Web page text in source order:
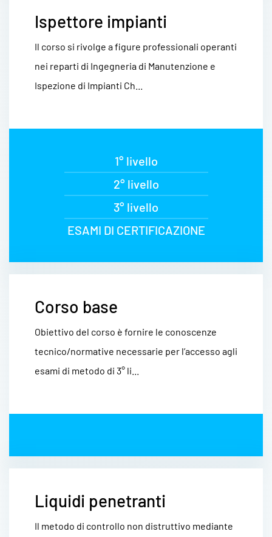
Ispettore impianti
Il corso si rivolge a figure professionali operanti
nei reparti di Ingegneria di Manutenzione e
Ispezione di Impianti Ch...
1° livello
2° livello
3° livello
ESAMI DI CERTIFICAZIONE
Corso base
Obiettivo del corso è fornire le conoscenze
tecnico/normative necessarie per l’accesso agli
esami di metodo di 3° li...
Liquidi penetranti
Il metodo di controllo non distruttivo mediante